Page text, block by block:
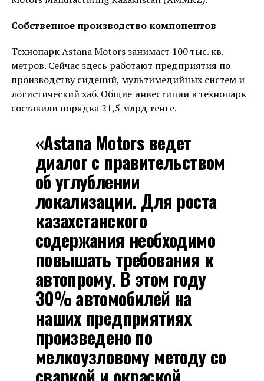
Собственное производство компонентов
Технопарк Astana Motors занимает 100 тыс. кв.
метров. Сейчас здесь работают предприятия по
производству сидений, мультимедийных систем и
логистический хаб. Общие инвестиции в технопарк
составили порядка 21,5 млрд тенге.
«Astana Motors ведет
диалог с правительством
об углублении
локализации. Для роста
казахстанского
содержания необходимо
повышать требования к
автопрому. В этом году
30% автомобилей на
наших предприятиях
произведено по
мелкоузловому методу со